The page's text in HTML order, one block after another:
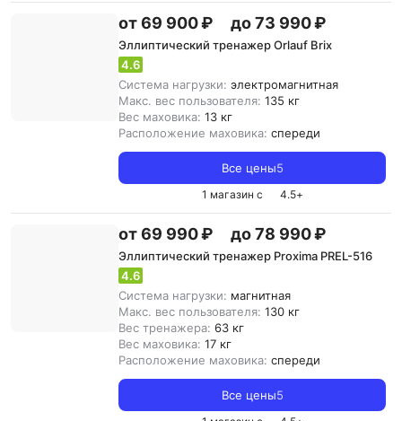
от 69 900 ₽ до 73 990 ₽
Эллиптический тренажер Orlauf Brix
4.6
Система нагрузки: электромагнитная
Макс. вес пользователя: 135 кг
Вес маховика: 13 кг
Расположение маховика: спереди
Все цены5
1 магазин с 4.5+
от 69 990 ₽ до 78 990 ₽
Эллиптический тренажер Proxima PREL-516
4.6
Система нагрузки: магнитная
Макс. вес пользователя: 130 кг
Вес тренажера: 63 кг
Вес маховика: 17 кг
Расположение маховика: спереди
Все цены5